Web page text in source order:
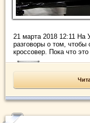
21 марта 2018 12:11 На
разговоры о том, чтобы
кроссовер. Пока что